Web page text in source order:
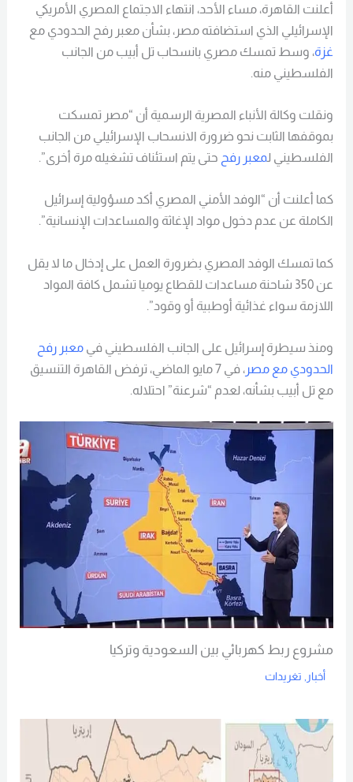
أعلنت القاهرة، مساء الأحد، انتهاء الاجتماع المصري الأمريكي
الإسرائيلي الذي استضافته مصر، بشأن معبر رفح الحدودي مع
غزة، وسط تمسك مصري بانسحاب تل أبيب من الجانب
الفلسطيني منه.
ونقلت وكالة الأنباء المصرية الرسمية أن “مصر تمسكت
بموقفها الثابت نحو ضرورة الانسحاب الإسرائيلي من الجانب
الفلسطيني لمعبر رفح حتى يتم استئناف تشغيله مرة أخرى”.
كما أعلنت أن “الوفد الأمني المصري أكد مسؤولية إسرائيل
الكاملة عن عدم دخول مواد الإغاثة والمساعدات الإنسانية”.
كما تمسك الوفد المصري بضرورة العمل على إدخال ما لا يقل
عن 350 شاحنة مساعدات للقطاع يوميا تشمل كافة المواد
اللازمة سواء غذائية أوطبية أو وقود”.
ومنذ سيطرة إسرائيل على الجانب الفلسطيني في معبر رفح
الحدودي مع مصر
، في 7 مايو الماضي، ترفض القاهرة التنسيق
مع تل أبيب بشأنه، لعدم “شرعنة” احتلاله.
مشروع ربط كهربائي بين السعودية وتركيا
أخبار , تغريدات